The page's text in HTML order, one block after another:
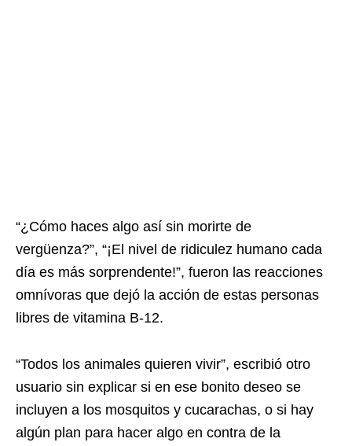
“¿Cómo haces algo así sin morirte de
vergüenza?”, “¡El nivel de ridiculez humano cada
día es más sorprendente!”, fueron las reacciones
omnívoras que dejó la acción de estas personas
libres de vitamina B-12.
“Todos los animales quieren vivir”, escribió otro
usuario sin explicar si en ese bonito deseo se
incluyen a los mosquitos y cucarachas, o si hay
algún plan para hacer algo en contra de la